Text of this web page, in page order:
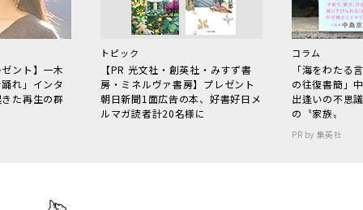
ント】一木
れ」インタ
た再生の群
トピック
【PR 光文社・創英社・みすず書
房・ミネルヴァ書房】プレゼント
朝日新聞1面広告の本、好書好日メ
ルマガ読者計20名様に
コラム
「海をわた
の往復書簡」
出逢いの不思
の〝家族〟
PR by 集英社